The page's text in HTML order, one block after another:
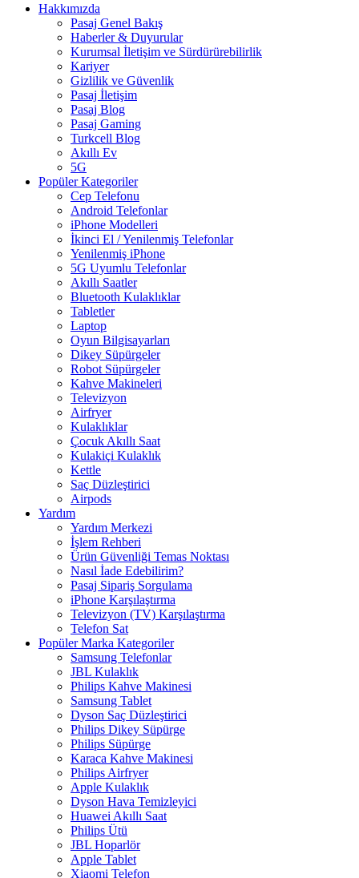
Hakkımızda
Pasaj Genel Bakış
Haberler & Duyurular
Kurumsal İletişim ve Sürdürürebilirlik
Kariyer
Gizlilik ve Güvenlik
Pasaj İletişim
Pasaj Blog
Pasaj Gaming
Turkcell Blog
Akıllı Ev
5G
Popüler Kategoriler
Cep Telefonu
Android Telefonlar
iPhone Modelleri
İkinci El / Yenilenmiş Telefonlar
Yenilenmiş iPhone
5G Uyumlu Telefonlar
Akıllı Saatler
Bluetooth Kulaklıklar
Tabletler
Laptop
Oyun Bilgisayarları
Dikey Süpürgeler
Robot Süpürgeler
Kahve Makineleri
Televizyon
Airfryer
Kulaklıklar
Çocuk Akıllı Saat
Kulakiçi Kulaklık
Kettle
Saç Düzleştirici
Airpods
Yardım
Yardım Merkezi
İşlem Rehberi
Ürün Güvenliği Temas Noktası
Nasıl İade Edebilirim?
Pasaj Sipariş Sorgulama
iPhone Karşılaştırma
Televizyon (TV) Karşılaştırma
Telefon Sat
Popüler Marka Kategoriler
Samsung Telefonlar
JBL Kulaklık
Philips Kahve Makinesi
Samsung Tablet
Dyson Saç Düzleştirici
Philips Dikey Süpürge
Philips Süpürge
Karaca Kahve Makinesi
Philips Airfryer
Apple Kulaklık
Dyson Hava Temizleyici
Huawei Akıllı Saat
Philips Ütü
JBL Hoparlör
Apple Tablet
Xiaomi Telefon